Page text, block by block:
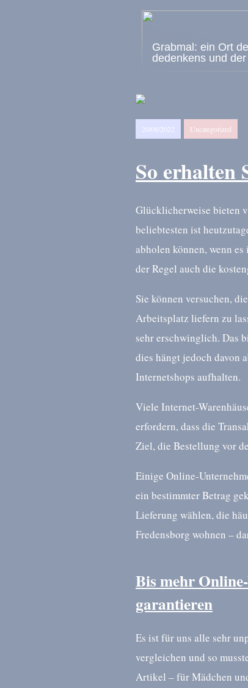
Grabmal: ein Ort
dedenkens und
20/08/2022 Uncategorized
So erhalten
Glücklicherweise bieten
beliebtesten ist
abholen können, wenn
der Regel auch die
Sie können versuchen,
Arbeitsplatz liefern zu
sehr erschwinglich. Das
dies hängt jedoch davon
Internetshops aufhalten.
Viele Internet-
erfordern, dass die
Ziel, die Bestellung vor
Einige Online-
ein bestimmter Betrag
Lieferung wählen, die
Fredensborg wohnen –
Bis mehr
garantieren
Es ist für uns alle sehr
vergleichen und so
Artikel – für Mädchen